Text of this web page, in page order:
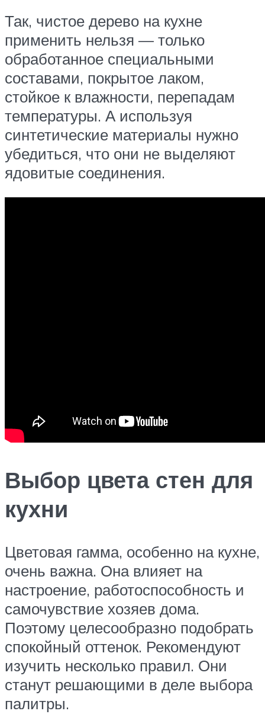
Так, чистое дерево на кухне
применить нельзя — только
обработанное специальными
составами, покрытое лаком,
стойкое к влажности, перепадам
температуры. А используя
синтетические материалы нужно
убедиться, что они не выделяют
ядовитые соединения.
Выбор цвета стен для
кухни
Цветовая гамма, особенно на кухне,
очень важна. Она влияет на
настроение, работоспособность и
самочувствие хозяев дома.
Поэтому целесообразно подобрать
спокойный оттенок. Рекомендуют
изучить несколько правил. Они
станут решающими в деле выбора
палитры.